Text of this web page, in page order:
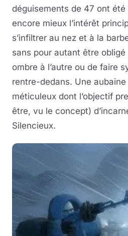
déguisements de 47 ont
encore mieux l’intérêt
s’infiltrer au nez et à la
sans pour autant être obligé
ombre à l’autre ou de faire
rentre-dedans. Une
méticuleux dont l’objectif
être, vu le concept)
Silencieux.